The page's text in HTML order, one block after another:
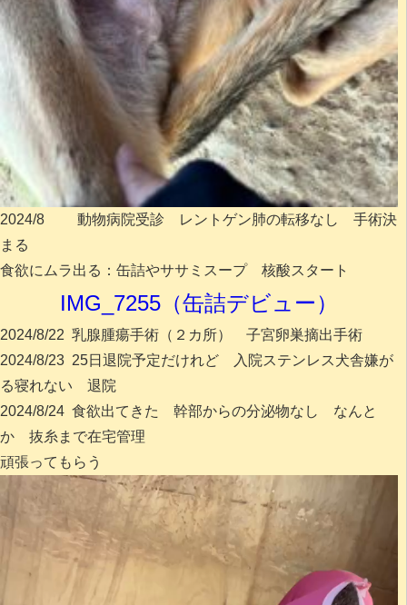
2024/8 動物病院受診 レントゲン肺の転移なし 手術決
まる
食欲にムラ出る：缶詰やササミスープ 核酸スタート
IMG_7255（缶詰デビュー）
2024/8/22 乳腺腫瘍手術（２カ所） 子宮卵巣摘出手術
2024/8/23 25日退院予定だけれど 入院ステンレス犬舎嫌が
る寝れない 退院
2024/8/24 食欲出てきた 幹部からの分泌物なし なんと
か 抜糸まで在宅管理
頑張ってもらう